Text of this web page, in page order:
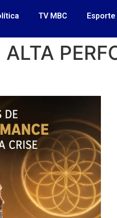
TV MBC Esporte